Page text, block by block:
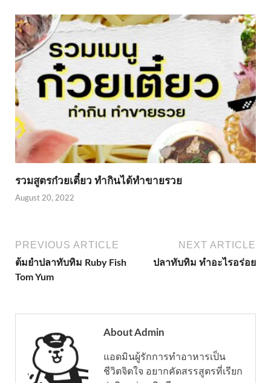
รวมสูตรก๋วยเตี๋ยว ทำกินได้ทำขายรวย
August 20, 2022
PREVIOUS ARTICLE
ต้มยำปลาทับทิม Ruby Fish
Tom Yum
NEXT ARTICLE
ปลาทับทิม ทำอะไรอร่อย
About Admin
แอดมินผู้รักการทำอาหารเป็น
ชีวิตจิตใจ อยากคัดสรรสูตรที่เรียก